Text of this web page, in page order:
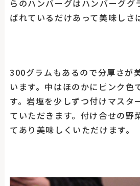
らのハンバーグはハンバーググ
ばれているだけあって美味しさ
300グラムもあるので分厚さが
います。中はほのかにピンク色
す。岩塩を少しずつ付けマスタ
ていただきます。付け合せの野
てあり美味しくいただけます。